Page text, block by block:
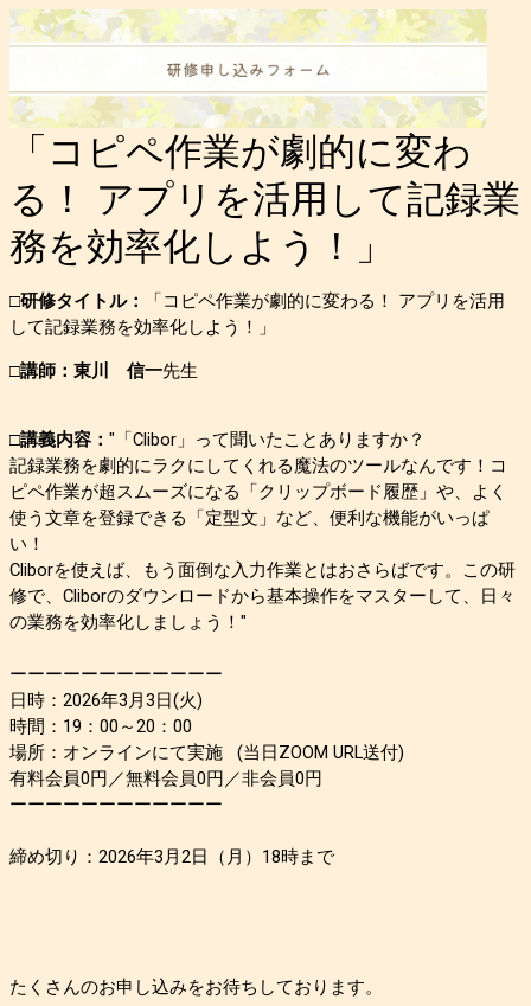
「コピペ作業が劇的に変わ
る！ アプリを活用して記録業
務を効率化しよう！」
□研修タイトル： 「コピペ作業が劇的に変わる！ アプリを活用
して記録業務を効率化しよう！」
□講師：東川 信一先生
□講義内容： "「Clibor」って聞いたことありますか？
記録業務を劇的にラクにしてくれる魔法のツールなんです！ コ
ピペ作業が超スムーズになる「クリップボード履歴」や、
よく
使う文章を登録できる「定型文」など、 便利な機能がいっぱ
い！
Cliborを使えば、もう面倒な入力作業とはおさらばです。この研
修で、Cliborのダウンロードから基本操作をマスターして、日々
の業務を効率化しましょう！"
ーーーーーーーーーーーー
日時：2026年3月3日(火)
時間：19：00～20：00
場所：オンラインにて実施 (当日ZOOM URL送付)
有料会員0円／無料会員0円／非会員0円
ーーーーーーーーーーーー
締め切り：2026年3月2日（月）18時まで
たくさんのお申し込みをお待ちしております。